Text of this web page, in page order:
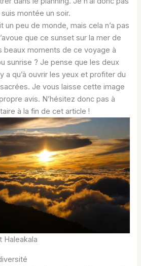
montée un soir.
un peu de monde, mais cela n’a pas
que ce sunset sur la mer de
beaux moments de ce voyage à
sunrise ? Je pense que les deux
a qu’à ouvrir les yeux et profiter du
Je vous laisse cette image
avis. N’hésitez donc pas à
à la fin de cet article !
Haleakala